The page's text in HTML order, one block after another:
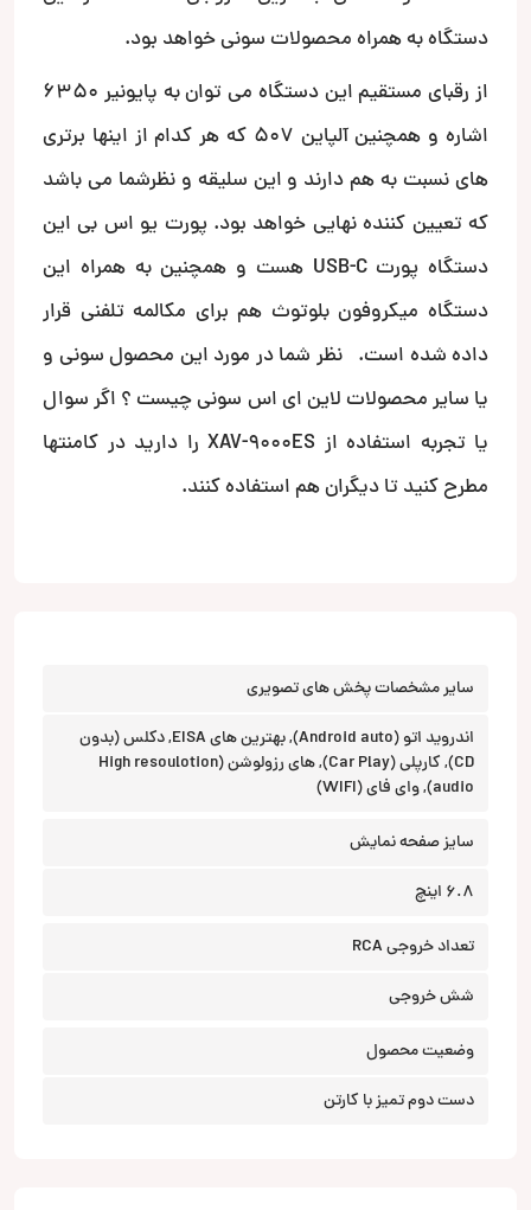
دستگاه به همراه محصولات سونی خواهد بود.
از رقبای مستقیم این دستگاه می توان به پایونیر 6350
اشاره و همچنین آلپاین 507 که هر کدام از اینها برتری
های نسبت به هم دارند و این سلیقه و نظرشما می باشد
که تعیین کننده نهایی خواهد بود. پورت یو اس بی این
دستگاه پورت USB-C هست و همچنین به همراه این
دستگاه میکروفون بلوتوث هم برای مکالمه تلفنی قرار
داده شده است. نظر شما در مورد این محصول سونی و
یا سایر محصولات لاین ای اس سونی چیست ؟ اگر سوال
یا تجربه استفاده از XAV-9000ES را دارید در کامنتها
مطرح کنید تا دیگران هم استفاده کنند.
سایر مشخصات پخش های تصویری
اندروید اتو (Android auto), بهترین های EISA, دکلس (بدون
CD), کارپلی (Car Play), های رزولوشن (High resoulotion
audio), وای فای (WIFI)
سایز صفحه نمایش
6.8 اینچ
تعداد خروجی RCA
شش خروجی
وضعیت محصول
دست دوم تمیز با کارتن